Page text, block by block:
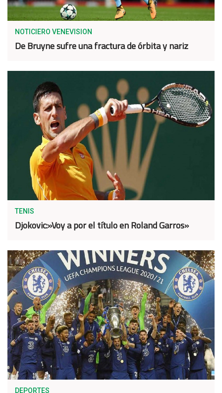
NOTICIERO VENEVISION
De Bruyne sufre una fractura de órbita y nariz
TENIS
Djokovic:»Voy a por el título en Roland Garros»
DEPORTES